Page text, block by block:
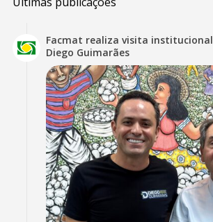
Facmat realiza visita
Diego Guimarães